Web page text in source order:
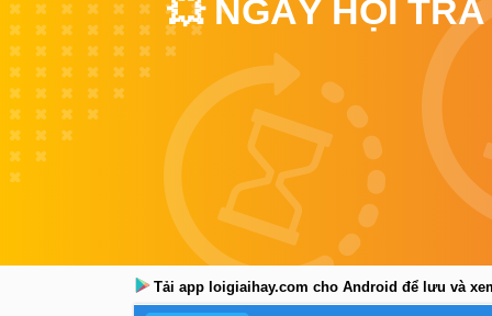
💥 NGÀY HỘI
Tải app loigiaihay.com cho Android để lưu và